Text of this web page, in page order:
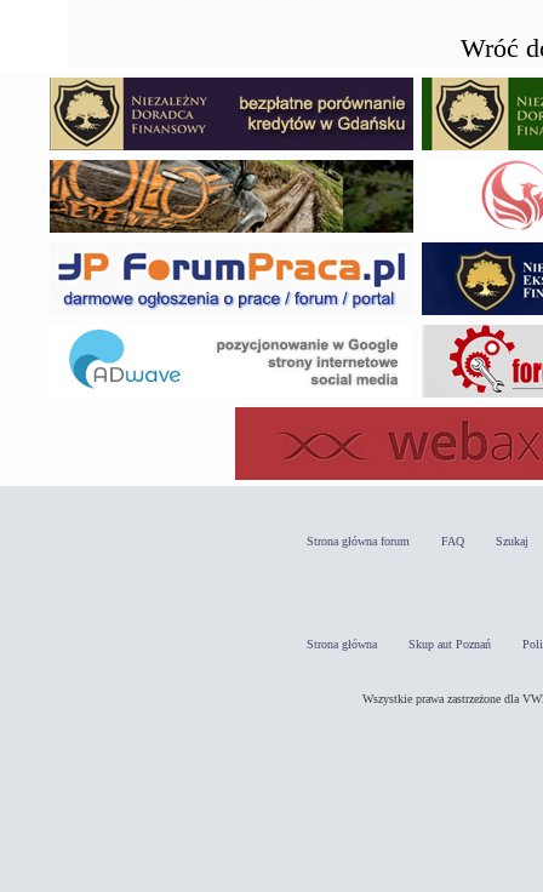
Wróć
Strona główna forum FAQ Szukaj
Strona główna Skup aut Poznań
Wszystkie prawa zastrzeżone dla